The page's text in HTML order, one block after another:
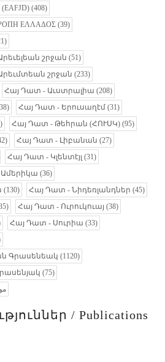
(EAFJD) (408)
ΕΛΛΑΔΟΣ (39)
շրջան (51)
շրջան (233)
Հայ Դատ - Աւստրալիա (208)
Հայ Դատ - Երուսաղէմ (31)
Հայ Դատ - Թեհրան (ՀՈՒՍԿ) (95)
Հայ Դատ - Լիբանան (27)
Հայ Դատ - Կլենտէյլ (31)
(36)
(130) Հայ Դատ - Նիդեռլանդներ (45)
Հայ Դատ - Ուրուկուայ (38)
Հայ Դատ - Սուրիա (33)
Գրասենեակ (1120)
(75)
/ Publications